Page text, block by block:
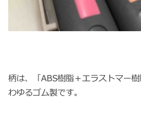
柄は、「ABS樹脂＋エラストマー
わゆるゴム製です。